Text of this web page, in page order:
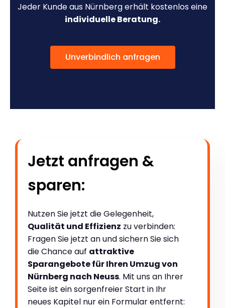
Jeder Kunde aus Nürnberg erhält kostenlos eine
individuelle Beratung.
Unverbindlich anfragen
Jetzt anfragen &
sparen:
Nutzen Sie jetzt die Gelegenheit,
Qualität und Effizienz zu verbinden:
Fragen Sie jetzt an und sichern Sie sich
die Chance auf attraktive
Sparangebote für Ihren Umzug von
Nürnberg nach Neuss. Mit uns an Ihrer
Seite ist ein sorgenfreier Start in Ihr
neues Kapitel nur ein Formular entfernt: